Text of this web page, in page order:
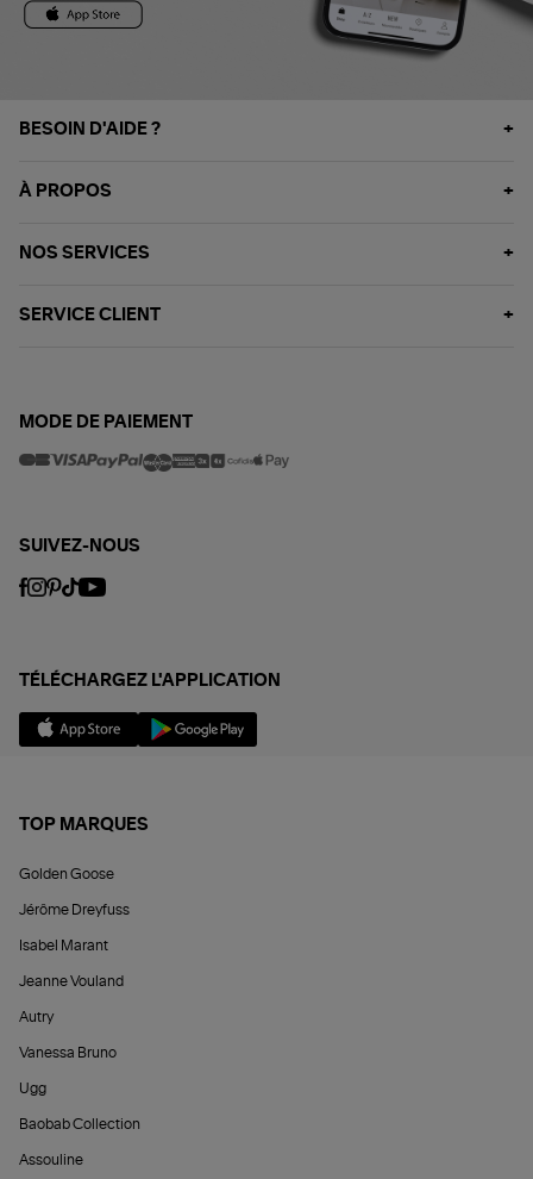
BESOIN D'AIDE ?
À PROPOS
NOS SERVICES
SERVICE CLIENT
MODE DE PAIEMENT
SUIVEZ-NOUS
TÉLÉCHARGEZ L'APPLICATION
TOP MARQUES
Golden Goose
Jérôme Dreyfuss
Isabel Marant
Jeanne Vouland
Autry
Vanessa Bruno
Ugg
Baobab Collection
Assouline